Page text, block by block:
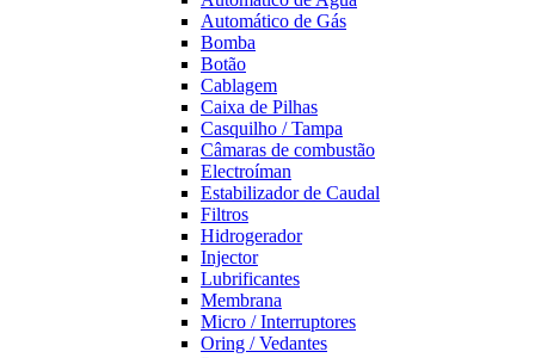
Automático de Gás
Bomba
Botão
Cablagem
Caixa de Pilhas
Casquilho / Tampa
Câmaras de combustão
Electroíman
Estabilizador de Caudal
Filtros
Hidrogerador
Injector
Lubrificantes
Membrana
Micro / Interruptores
Oring / Vedantes